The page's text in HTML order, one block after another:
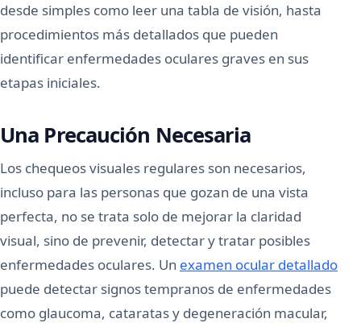
desde simples como leer una tabla de visión, hasta
procedimientos más detallados que pueden
identificar enfermedades oculares graves en sus
etapas iniciales.
Una Precaución Necesaria
Los chequeos visuales regulares son necesarios,
incluso para las personas que gozan de una vista
perfecta, no se trata solo de mejorar la claridad
visual, sino de prevenir, detectar y tratar posibles
enfermedades oculares. Un examen ocular detallado
puede detectar signos tempranos de enfermedades
como glaucoma, cataratas y degeneración macular,